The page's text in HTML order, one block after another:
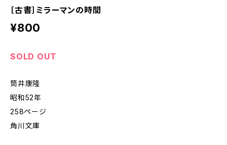
［古書］ミラーマンの時間
¥800
SOLD OUT
筒井康隆
昭和52年
258ページ
角川文庫